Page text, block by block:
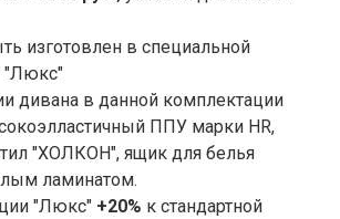
изготовлен в специальной
"Люкс"
дивана в данной комплектации
ППУ марки HR,
"ХОЛКОН", ящик для белья
ламинатом.
"Люкс" +20% к стандартной